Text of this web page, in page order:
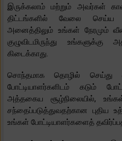
இருக்கலாம் மற்றும் அவர்கள்
திட்டங்களில் வேலை செய்ய
அனைத்திலும் உங்கள் நேரமும்
குழுவிடமிருந்து
கிடைக்காது.
சொந்தமாக தொழில் செய்து
போட்டியாளர்களிடம் கடும்
அத்தகைய சூழ்நிலையில்,
சந்தைப்படுத்துவதற்கான புதிய
உங்கள் போட்டியாளர்களைத்